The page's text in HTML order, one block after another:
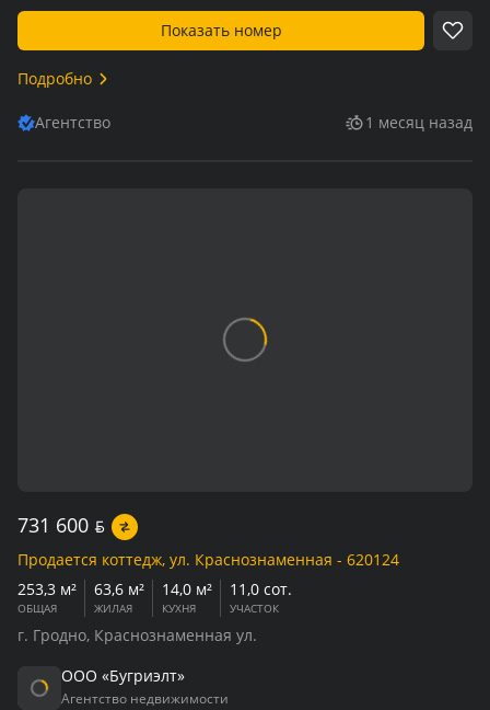
Показать номер
Подробно
Агентство 1 месяц назад
731 600 BYN
Продается коттедж, ул. Краснознаменная - 620124
253,3 м²
ОБЩАЯ
63,6 м²
ЖИЛАЯ
14,0 м²
КУХНЯ
11,0 сот.
УЧАСТОК
г. Гродно, Краснознаменная ул.
ООО «Бугриэлт»
Агентство недвижимости